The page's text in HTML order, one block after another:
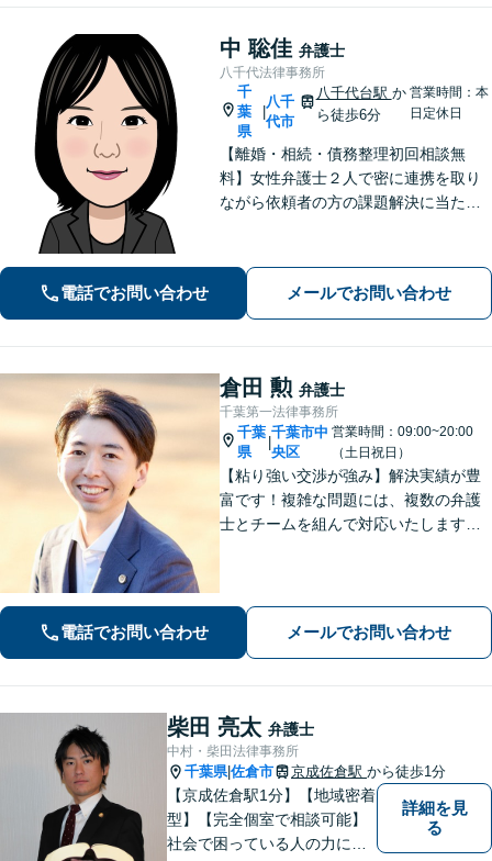
中 聡佳 弁護士
八千代法律事務所
千
葉
県
八千
代市
八千代台駅 か
ら徒歩6分
営業時間：本
日定休日
【離婚・相続・債務整理初回相談無
料】女性弁護士２人で密に連携を取り
ながら依頼者の方の課題解決に当たり
軽にご相談ください。感情面も含め丁
寧にお話をお聞きします。
電話でお問い合わせ メールでお問い合わせ
倉田 勲 弁護士
千葉第一法律事務所
千葉
県
千葉市中
央区
営業時間：09:00~20:00
（土日祝日）
【粘り強い交渉が強み】解決実績が豊
富です！複雑な問題には、複数の弁護
士とチームを組んで対応いたします。
ください。
電話でお問い合わせ メールでお問い合わせ
柴田 亮太 弁護士
中村・柴田法律事務所
千葉県|佐倉市 京成佐倉駅 から徒歩1分
【京成佐倉駅1分】【地域密着
型】【完全個室で相談可能】
社会で困っている人の力にな
詳細を見
る